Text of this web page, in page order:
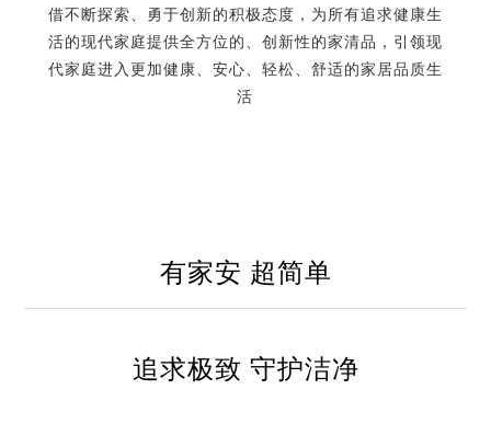
借不断探索、勇于创新的积极态度，为所有追求健康生
活的现代家庭提供全方位的、创新性的家清品，引领现
代家庭进入更加健康、安心、轻松、舒适的家居品质生
活
有家安 超简单
追求极致 守护洁净